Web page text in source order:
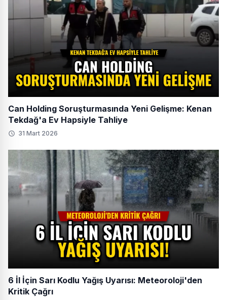
Can Holding Soruşturmasında Yeni Gelişme: Kenan
Tekdağ'a Ev Hapsiyle Tahliye
31 Mart 2026
6 İl İçin Sarı Kodlu Yağış Uyarısı: Meteoroloji'den
Kritik Çağrı